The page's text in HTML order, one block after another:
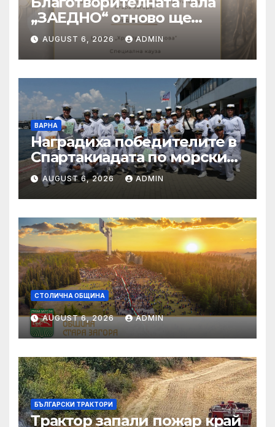
„ЗАЕДНО“ отново ще
подкрепи талантливите
деца на Стара Загора
AUGUST 6, 2026 ADMIN
ВАРНА
Наградиха победителите в
Спартакиадата по морските
спортове на
Военноморските сили
AUGUST 6, 2026 ADMIN
СТОЛИЧНА ОБЩИНА
AUGUST 6, 2026 ADMIN
БЪЛГАРСКИ ТРАКТОРИ
Трактор запали пожар край